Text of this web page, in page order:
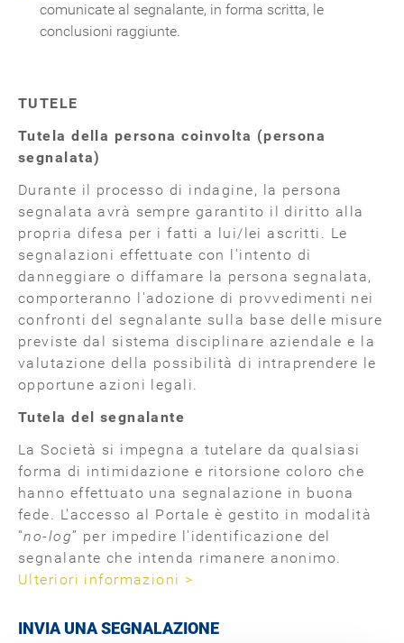
comunicate al segnalante, in forma scritta, le
conclusioni raggiunte.
TUTELE
Tutela della persona coinvolta (persona
segnalata)
Durante il processo di indagine, la persona
segnalata avrà sempre garantito il diritto alla
propria difesa per i fatti a lui/lei ascritti. Le
segnalazioni effettuate con l'intento di
danneggiare o diffamare la persona segnalata,
comporteranno l'adozione di provvedimenti nei
confronti del segnalante sulla base delle misure
previste dal sistema disciplinare aziendale e la
valutazione della possibilità di intraprendere le
opportune azioni legali.
Tutela del segnalante
La Società si impegna a tutelare da qualsiasi
forma di intimidazione e ritorsione coloro che
hanno effettuato una segnalazione in buona
fede. L'accesso al Portale è gestito in modalità
“no-log” per impedire l'identificazione del
segnalante che intenda rimanere anonimo.
Ulteriori informazioni >
INVIA UNA SEGNALAZIONE